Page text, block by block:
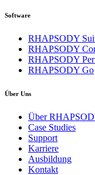
Software
RHAPSODY
RHAPSODY
RHAPSODY
RHAPSODY Go
Über Uns
Über
Case Studies
Support
Karriere
Ausbildung
Kontakt